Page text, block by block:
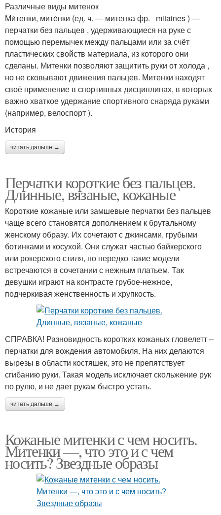
Различные виды митенок
Ми́тенки, мите́нки (ед. ч. — митенка фр. mitaines ) —
перчатки без пальцев , удерживающиеся на руке с
помощью перемычек между пальцами или за счёт
пластических свойств материала, из которого они
сделаны. Митенки позволяют защитить руки от холода ,
но не сковывают движения пальцев. Митенки находят
своё применение в спортивных дисциплинах, в которых
важно хваткое удержание спортивного снаряда руками
(например, велоспорт ).
История
читать дальше →
Перчатки короткие без пальцев.
Длинные, вязаные, кожаные
Короткие кожаные или замшевые перчатки без пальцев
чаще всего становятся дополнением к брутальному
женскому образу. Их сочетают с джинсами, грубыми
ботинками и косухой. Они служат частью байкерского
или рокерского стиля, но нередко такие модели
встречаются в сочетании с нежным платьем. Так
девушки играют на контрасте грубое-нежное,
подчеркивая женственность и хрупкость.
СПРАВКА! Разновидность коротких кожаных гловелетт –
перчатки для вождения автомобиля. На них делаются
вырезы в области костяшек, это не препятствует
сгибанию руки. Такая модель исключает скольжение рук
по рулю, и не дает рукам быстро устать.
читать дальше →
Кожаные митенки с чем носить.
Митенки —, что это и с чем
носить? Звездные образы